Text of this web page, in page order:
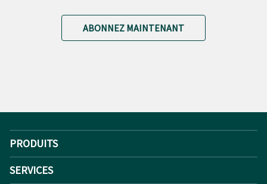
ABONNEZ MAINTENANT
PRODUITS
SERVICES